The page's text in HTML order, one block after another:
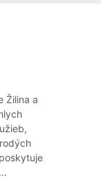
Žilina a